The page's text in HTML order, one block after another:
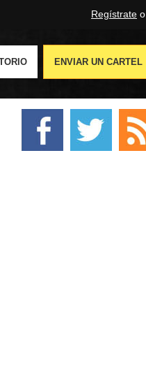
Regístrate o
ENVIAR UN CARTEL